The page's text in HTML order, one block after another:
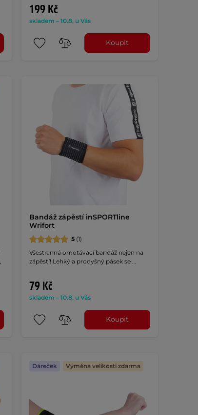
199 Kč
skladem – 10.8. u Vás
Koupit
Bandáž zápěstí inSPORTline
Wrifort
5(1)
Všestranná omotávací bandáž nejen na
zápěstí! Lehký a prodyšný pásek se …
79 Kč
skladem – 10.8. u Vás
Koupit
Dáreček Výměna velikosti zdarma